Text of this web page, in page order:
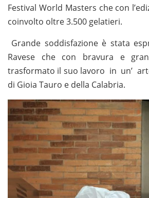
Festival World Masters che con
coinvolto oltre 3.500 gelatieri.
Grande soddisfazione è stata
Ravese che con bravura e
trasformato il suo lavoro in un’
di Gioia Tauro e della Calabria.